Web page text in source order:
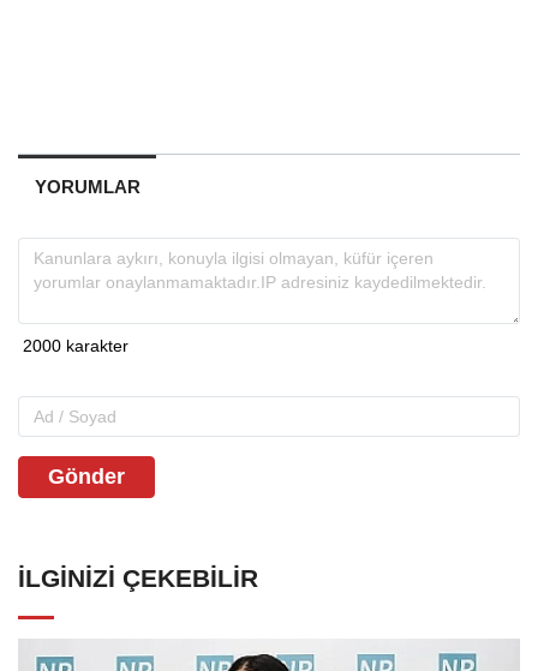
YORUMLAR
Gönder
İLGINIZI ÇEKEBILIR